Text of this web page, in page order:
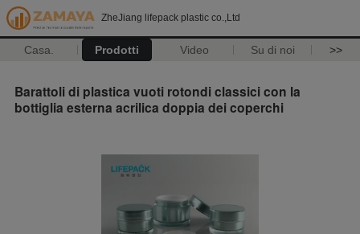
ZheJiang lifepack plastic co.,Ltd
Casa. Prodotti Video Su di noi >>
Barattoli di plastica vuoti rotondi classici con la
bottiglia esterna acrilica doppia dei coperchi